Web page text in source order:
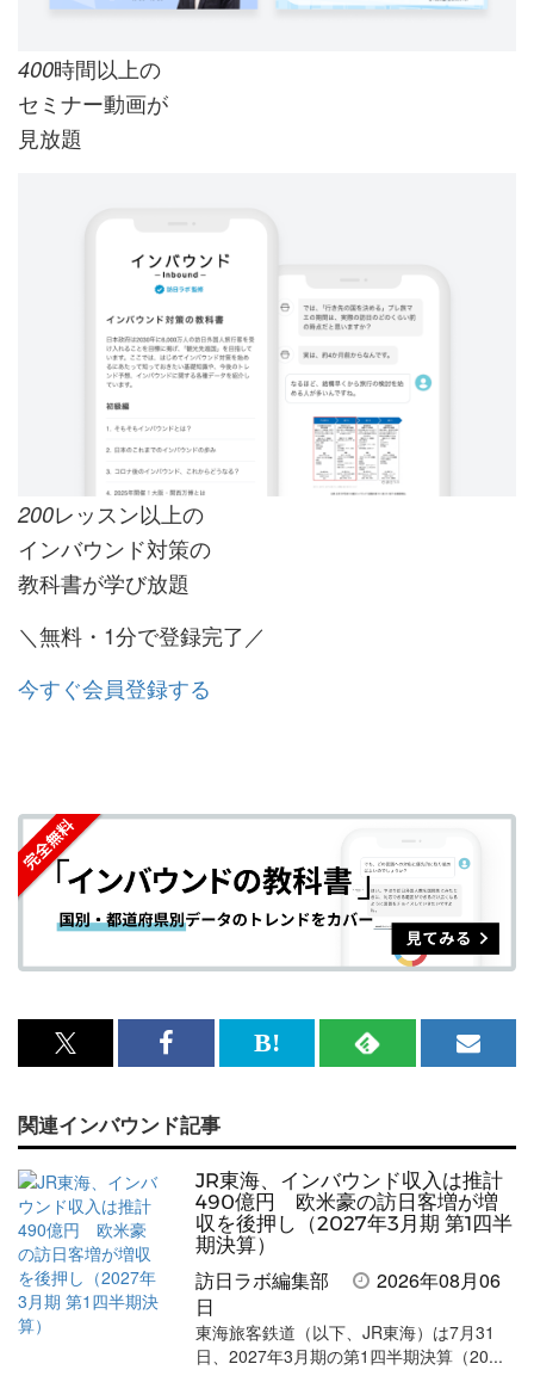
400時間以上の
セミナー動画が
見放題
200レッスン以上の
インバウンド対策の
教科書が学び放題
＼無料・1分で登録完了／
今すぐ会員登録する
x<br>
記
事
を
シ
ェ
ア
Facebook<br>
記
は
ブ
ッ
ク
マ
ー
ク
RSS
事
を
購
読
す
る
メ
ガ
登
録
す
る
関連インバウンド記事
JR東海、インバウンド収入は推計
490億円 欧米豪の訪日客増が増
収を後押し（2027年3月期 第1四半
期決算）
訪日ラボ編集部
2026年08月06
日
東海旅客鉄道（以下、JR東海）は7月31
日、2027年3月期の第1四半期決算（20...